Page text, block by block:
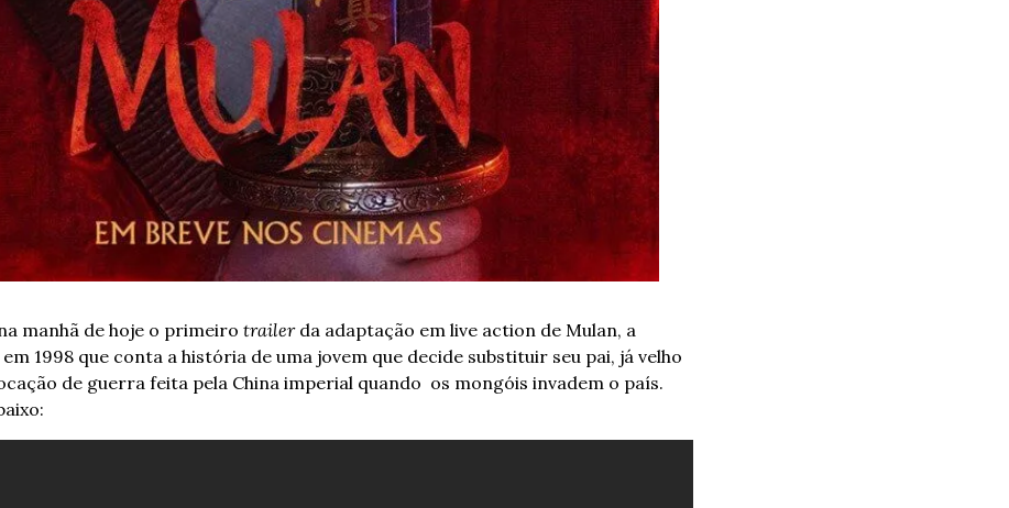
manhã de hoje o primeiro trailer da adaptação em live action de Mulan, a
1998 que conta a história de uma jovem que decide substituir seu pai, já velho
de guerra feita pela China imperial quando  os mongóis invadem o país.